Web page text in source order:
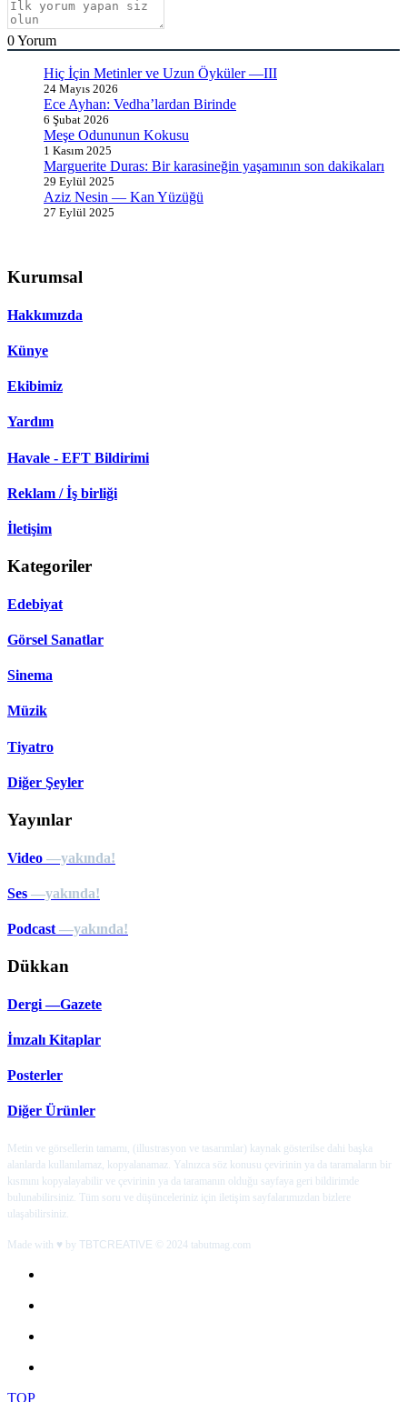
0Yorum
Hiç İçin Metinler ve Uzun Öyküler —III
24 Mayıs 2026
Ece Ayhan: Vedha’lardan Birinde
6 Şubat 2026
Meşe Odununun Kokusu
1 Kasım 2025
Marguerite Duras: Bir karasineğin yaşamının son dakikaları
29 Eylül 2025
Aziz Nesin — Kan Yüzüğü
27 Eylül 2025
Kurumsal
Hakkımızda
Künye
Ekibimiz
Yardım
Havale - EFT Bildirimi
Reklam / İş birliği
İletişim
Kategoriler
Edebiyat
Görsel Sanatlar
Sinema
Müzik
Tiyatro
Diğer Şeyler
Yayınlar
Video —yakında!
Ses —yakında!
Podcast —yakında!
Dükkan
Dergi —Gazete
İmzalı Kitaplar
Posterler
Diğer Ürünler
Metin ve görsellerin tamamı, (illustrasyon ve tasarımlar) kaynak gösterilse dahi başka
alanlarda kullanılamaz, kopyalanamaz. Yalnızca söz konusu çevirinin ya da taramaların bir
kısmını kopyalayabilir ve çevirinin ya da taramanın olduğu sayfaya geri bildirimde
bulunabilirsiniz. Tüm soru ve düşünceleriniz için iletişim sayfalarımızdan bizlere
ulaşabilirsiniz.
Made with ♥ by TBTCREATIVE © 2024 tabutmag.com
TOP